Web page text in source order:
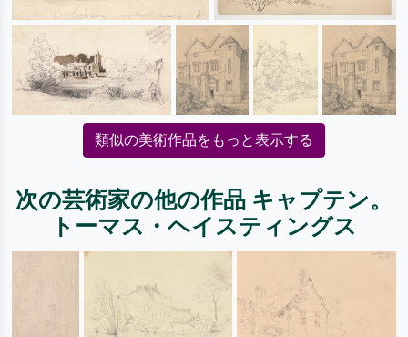
類似の美術作品をもっと表示する
次の芸術家の他の作品 キャプテン。
トーマス・ヘイスティングス